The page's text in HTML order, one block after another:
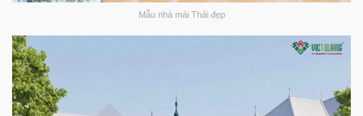
Mẫu nhà mái Thái đẹp